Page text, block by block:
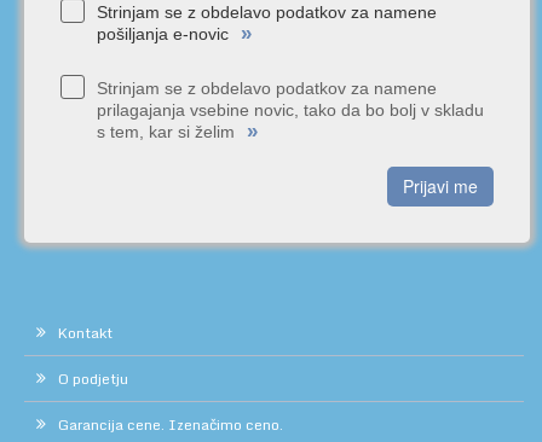
Strinjam se z obdelavo podatkov za namene
pošiljanja e-novic
»
Strinjam se z obdelavo podatkov za namene
prilagajanja vsebine novic, tako da bo bolj v skladu
s tem, kar si želim
»
Prijavi me
Kontakt
O podjetju
Garancija cene. Izenačimo ceno.